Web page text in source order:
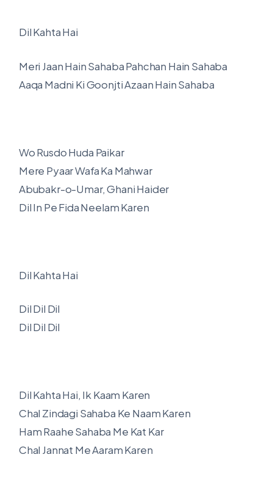
Dil Kahta Hai
Meri Jaan Hain Sahaba Pahchan Hain Sahaba
Aaqa Madni Ki Goonjti Azaan Hain Sahaba
Wo Rusdo Huda Paikar
Mere Pyaar Wafa Ka Mahwar
Abubakr-o-Umar, Ghani Haider
Dil In Pe Fida Neelam Karen
Dil Kahta Hai
Dil Dil Dil
Dil Dil Dil
Dil Kahta Hai, Ik Kaam Karen
Chal Zindagi Sahaba Ke Naam Karen
Ham Raahe Sahaba Me Kat Kar
Chal Jannat Me Aaram Karen